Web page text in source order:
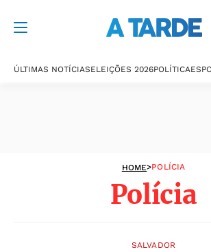
ÚLTIMAS NOTÍCIASELEIÇÕES 2026POLÍTICA
HOME>POLÍCIA
Polícia
SALVADOR